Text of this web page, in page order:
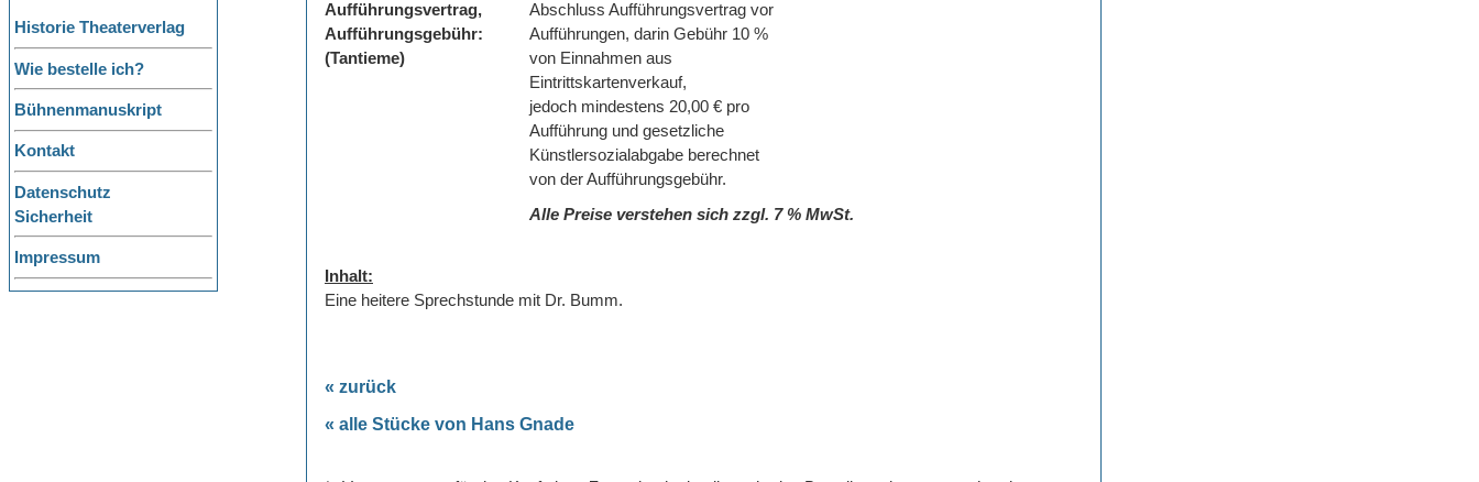
Historie Theaterverlag
Wie bestelle ich?
Bühnenmanuskript
Kontakt
Datenschutz
Sicherheit
Impressum
Aufführungsvertrag,
Aufführungsgebühr:
(Tantieme)
Abschluss Aufführungsvertrag vor
Aufführungen, darin Gebühr 10 %
von Einnahmen aus
Eintrittskartenverkauf,
jedoch mindestens 20,00 € pro
Aufführung und gesetzliche
Künstlersozialabgabe berechnet
von der Aufführungsgebühr.
Alle Preise verstehen sich zzgl. 7 % MwSt.
Inhalt:
Eine heitere Sprechstunde mit Dr. Bumm.
« zurück
« alle Stücke von Hans Gnade